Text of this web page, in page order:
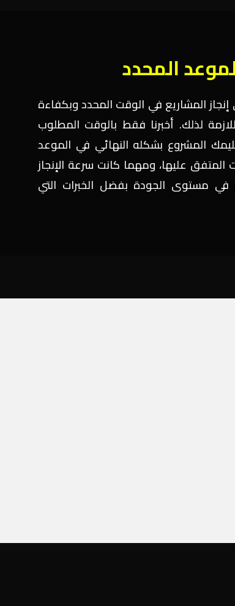
المحدد
إنجاز المشاريع في الوقت المحدد وبكفاءة
لذلك. أخبرنا فقط بالوقت المطلوب
المشروع بشكله النهائي في الموعد
عليها، ومهما كانت سرعة الإنجاز
في مستوى الجودة بفضل الخبرات التي